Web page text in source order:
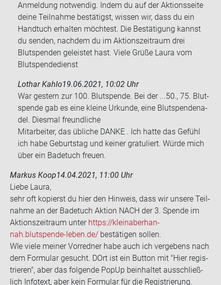
Anmeldung notwendig. Indem du auf der Aktionsseite
deine Teilnahme bestätigst, wissen wir, dass du ein
Handtuch erhalten möchtest. Die Bestätigung kannst
du senden, nachdem du im Aktionszeitraum drei
Blutspenden geleistet hast. Viele Grüße Laura vom
Blutspendedienst
Lothar Kahlo19.06.2021, 10:02 Uhr
War ges­tern zur 100. Blut­spen­de. Bei der ...50., 75. Blut­
spen­de gab es eine klei­ne Ur­kun­de, eine Blut­spen­de­na­
del. Dies­mal freund­li­che
Mit­ar­bei­ter, das üb­li­che DANKE . Ich hatte das Ge­fühl
ich habe Ge­burts­tag und kei­ner gra­tu­liert. Würde mich
über ein Ba­de­tuch freu­en.
Markus Koop14.04.2021, 11:00 Uhr
Liebe Laura,
sehr oft ko­pierst du hier den Hin­weis, dass wir un­se­re Teil­
nah­me an der Ba­de­tuch Ak­ti­on NACH der 3. Spen­de im
Ak­ti­ons­zeit­raum unter https://kleinaber­han­
nah.blutspende-​leben.de/ be­stä­ti­gen sol­len.
WIe viele mei­ner Vor­red­ner habe auch ich ver­ge­bens nach
dem For­mu­lar ge­sucht. DOrt ist ein But­ton mit "Hier re­gis­
trie­ren", aber das fol­gen­de PopUp be­inhal­tet aus­schließ­
lich In­fo­text, aber kein For­mu­lar für die Re­gis­trie­rung.